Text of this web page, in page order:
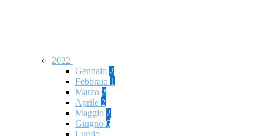
2022
Gennaio 2
Febbraio 1
Marzo 2
Aprile 2
Maggio 2
Giugno 6